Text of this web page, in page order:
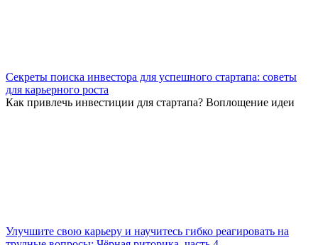
Секреты поиска инвестора для успешного стартапа: советы
для карьерного роста
Как привлечь инвестиции для стартапа? Воплощение идеи
Улучшите свою карьеру и научитесь гибко реагировать на